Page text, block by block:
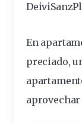
En
preciado,
aprovechar